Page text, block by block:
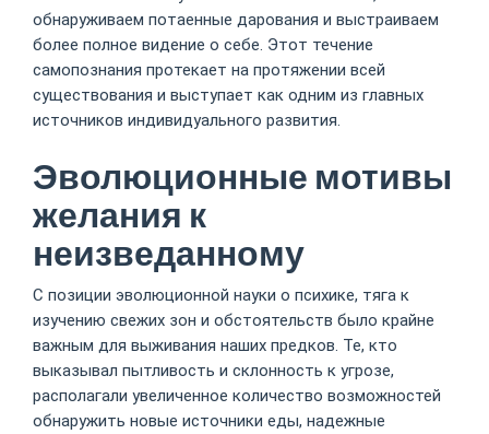
обнаруживаем потаенные дарования и выстраиваем
более полное видение о себе. Этот течение
самопознания протекает на протяжении всей
существования и выступает как одним из главных
источников индивидуального развития.
Эволюционные мотивы
желания к
неизведанному
С позиции эволюционной науки о психике, тяга к
изучению свежих зон и обстоятельств было крайне
важным для выживания наших предков. Те, кто
выказывал пытливость и склонность к угрозе,
располагали увеличенное количество возможностей
обнаружить новые источники еды, надежные